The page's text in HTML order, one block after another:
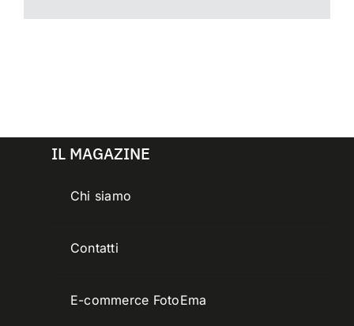
IL MAGAZINE
Chi siamo
Contatti
E-commerce FotoEma